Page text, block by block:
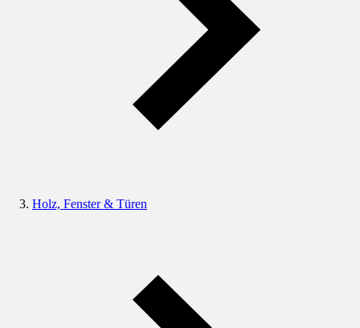
Holz, Fenster & Türen